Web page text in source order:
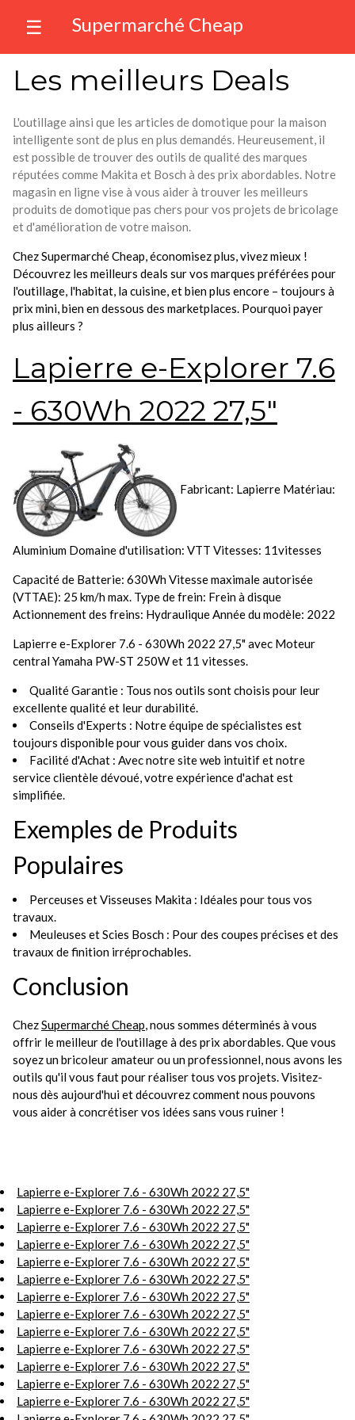
☰ Supermarché Cheap
Les meilleurs Deals
L'outillage ainsi que les articles de domotique pour la maison
intelligente sont de plus en plus demandés. Heureusement, il
est possible de trouver des outils de qualité des marques
réputées comme Makita et Bosch à des prix abordables. Notre
magasin en ligne vise à vous aider à trouver les meilleurs
produits de domotique pas chers pour vos projets de bricolage
et d'amélioration de votre maison.
Chez Supermarché Cheap, économisez plus, vivez mieux !
Découvrez les meilleurs deals sur vos marques préférées pour
l'outillage, l'habitat, la cuisine, et bien plus encore – toujours à
prix mini, bien en dessous des marketplaces. Pourquoi payer
plus ailleurs ?
Lapierre e-Explorer 7.6
- 630Wh 2022 27,5"
Fabricant: Lapierre Matériau:
Aluminium Domaine d'utilisation: VTT Vitesses: 11vitesses
Capacité de Batterie: 630Wh Vitesse maximale autorisée
(VTTAE): 25 km/h max. Type de frein: Frein à disque
Actionnement des freins: Hydraulique Année du modèle: 2022
Lapierre e-Explorer 7.6 - 630Wh 2022 27,5" avec Moteur
central Yamaha PW-ST 250W et 11 vitesses.
Qualité Garantie : Tous nos outils sont choisis pour leur
excellente qualité et leur durabilité.
Conseils d'Experts : Notre équipe de spécialistes est
toujours disponible pour vous guider dans vos choix.
Facilité d'Achat : Avec notre site web intuitif et notre
service clientèle dévoué, votre expérience d'achat est
simplifiée.
Exemples de Produits
Populaires
Perceuses et Visseuses Makita : Idéales pour tous vos
travaux.
Meuleuses et Scies Bosch : Pour des coupes précises et des
travaux de finition irréprochables.
Conclusion
ChezSupermarché Cheap, nous sommes déterminés à vous
offrir le meilleur de l'outillage à des prix abordables. Que vous
soyez un bricoleur amateur ou un professionnel, nous avons les
outils qu'il vous faut pour réaliser tous vos projets. Visitez-
nous dès aujourd'hui et découvrez comment nous pouvons
vous aider à concrétiser vos idées sans vous ruiner !
Lapierre e-Explorer 7.6 - 630Wh 2022 27,5"
Lapierre e-Explorer 7.6 - 630Wh 2022 27,5"
Lapierre e-Explorer 7.6 - 630Wh 2022 27,5"
Lapierre e-Explorer 7.6 - 630Wh 2022 27,5"
Lapierre e-Explorer 7.6 - 630Wh 2022 27,5"
Lapierre e-Explorer 7.6 - 630Wh 2022 27,5"
Lapierre e-Explorer 7.6 - 630Wh 2022 27,5"
Lapierre e-Explorer 7.6 - 630Wh 2022 27,5"
Lapierre e-Explorer 7.6 - 630Wh 2022 27,5"
Lapierre e-Explorer 7.6 - 630Wh 2022 27,5"
Lapierre e-Explorer 7.6 - 630Wh 2022 27,5"
Lapierre e-Explorer 7.6 - 630Wh 2022 27,5"
Lapierre e-Explorer 7.6 - 630Wh 2022 27,5"